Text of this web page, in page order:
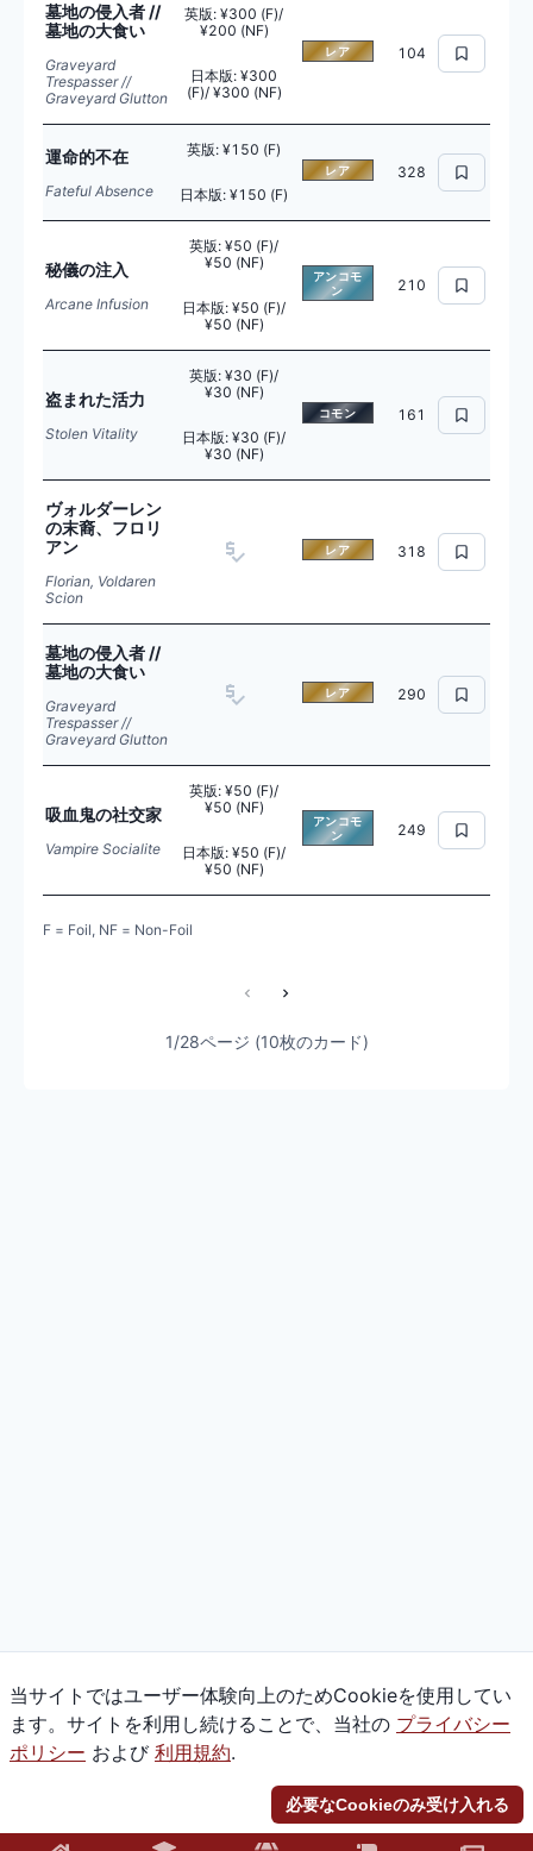
墓地の侵入者 //
墓地の大食い
Graveyard
Trespasser //
Graveyard Glutton
英版: ¥300 (F)/
¥200 (NF)
日本版: ¥300
(F)/ ¥300 (NF)
レア 104
運命的不在
Fateful Absence
英版: ¥150 (F)
日本版: ¥150 (F)
レア 328
秘儀の注入
Arcane Infusion
英版: ¥50 (F)/
¥50 (NF)
日本版: ¥50 (F)/
¥50 (NF)
アンコモ
ン
210
盗まれた活力
Stolen Vitality
英版: ¥30 (F)/
¥30 (NF)
日本版: ¥30 (F)/
¥30 (NF)
コモン 161
ヴォルダーレン
の末裔、フロリ
アン
Florian, Voldaren
Scion
レア 318
墓地の侵入者 //
墓地の大食い
Graveyard
Trespasser //
Graveyard Glutton
レア 290
吸血鬼の社交家
Vampire Socialite
英版: ¥50 (F)/
¥50 (NF)
日本版: ¥50 (F)/
¥50 (NF)
アンコモ
ン
249
F = Foil, NF = Non-Foil
1/28ページ (10枚のカード)
当サイトではユーザー体験向上のためCookieを使用してい
ます。サイトを利用し続けることで、当社の プライバシー
ポリシー および 利用規約.
必要なCookieのみ受け入れる